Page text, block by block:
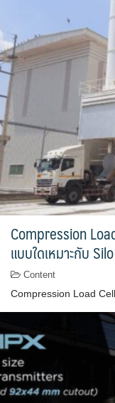
Compression
แบบใดเหมาะกับ
Content
Compression Load